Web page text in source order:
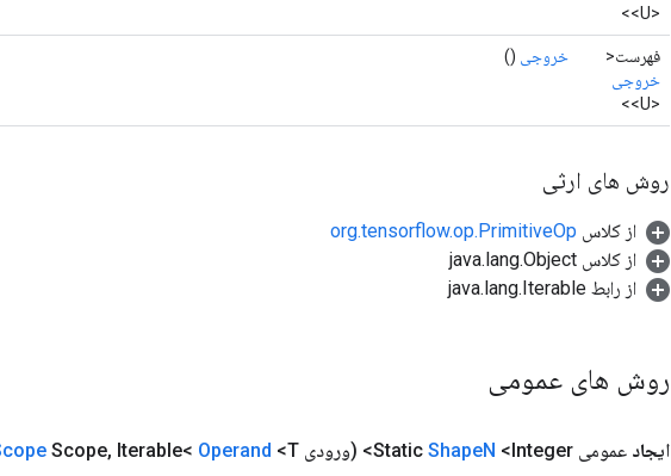
<U>>
فهرست<
خروجی
<U>>
خروجی ()
روش های ارثی
از کلاس org.tensorflow.op.PrimitiveOp
از کلاس java.lang.Object
از رابط java.lang.Iterable
روش های عمومی
ایجاد عمومی Static ShapeN <Integer> (ورودی Scope, Iterable< Operand <T>>)